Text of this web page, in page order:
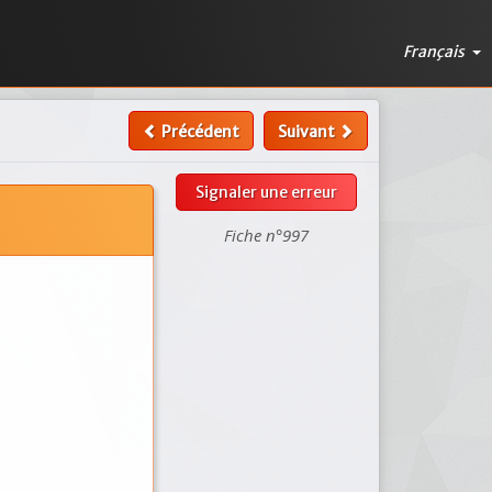
Français
Précédent Suivant
Signaler une erreur
Fiche n°997